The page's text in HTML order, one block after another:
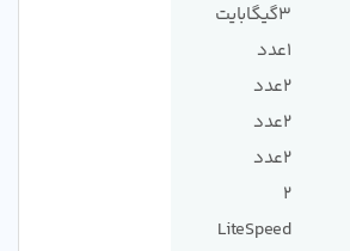
3گیگابایت
1عدد
2عدد
2عدد
2عدد
2
LiteSpeed